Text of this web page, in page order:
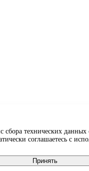
сбора технических
соглашаетесь с
Принять